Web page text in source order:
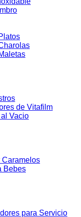
de Vitafilm
Vacio
Caramelos
Bebes
para Servicio